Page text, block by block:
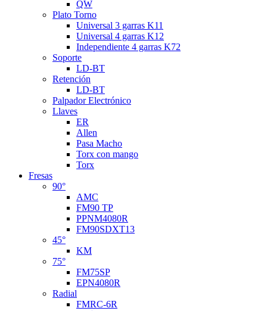
QW
Plato Torno
Universal 3 garras K11
Universal 4 garras K12
Independiente 4 garras K72
Soporte
LD-BT
Retención
LD-BT
Palpador Electrónico
Llaves
ER
Allen
Pasa Macho
Torx con mango
Torx
Fresas
90°
AMC
FM90 TP
PPNM4080R
FM90SDXT13
45°
KM
75°
FM75SP
EPN4080R
Radial
FMRC-6R